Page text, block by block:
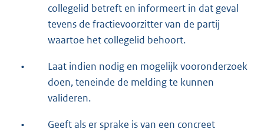
collegelid betreft en informeert in dat geval
tevens de fractievoorzitter van de partij
waartoe het collegelid behoort.
•
Laat indien nodig en mogelijk vooronderzoek
doen, teneinde de melding te kunnen
valideren.
•
Geeft als er sprake is van een concreet